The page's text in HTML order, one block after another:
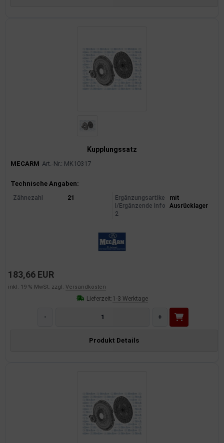
Kupplungssatz
MECARM Art.-Nr.: MK10317
Produktinformationen
Technische Angaben:
Zähnezahl 21
Ergänzungsartike
l/Ergänzende Info
2
mit
Ausrücklager
183,66 EUR
inkl. 19 % MwSt. zzgl. Versandkosten
Lieferzeit:1-3 Werktage
- +
Produkt Details